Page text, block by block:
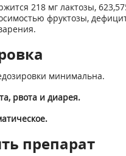
218 мг лактозы,
фруктозы,
минимальна.
рвота и диарея.
препарат